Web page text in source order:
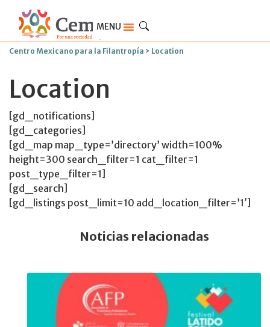
MENU
Centro Mexicano para la Filantropía > Location
Location
[gd_notifications]
[gd_categories]
[gd_map map_type=’directory’ width=100%
height=300 search_filter=1 cat_filter=1
post_type_filter=1]
[gd_search]
[gd_listings post_limit=10 add_location_filter=’1′]
Noticias relacionadas